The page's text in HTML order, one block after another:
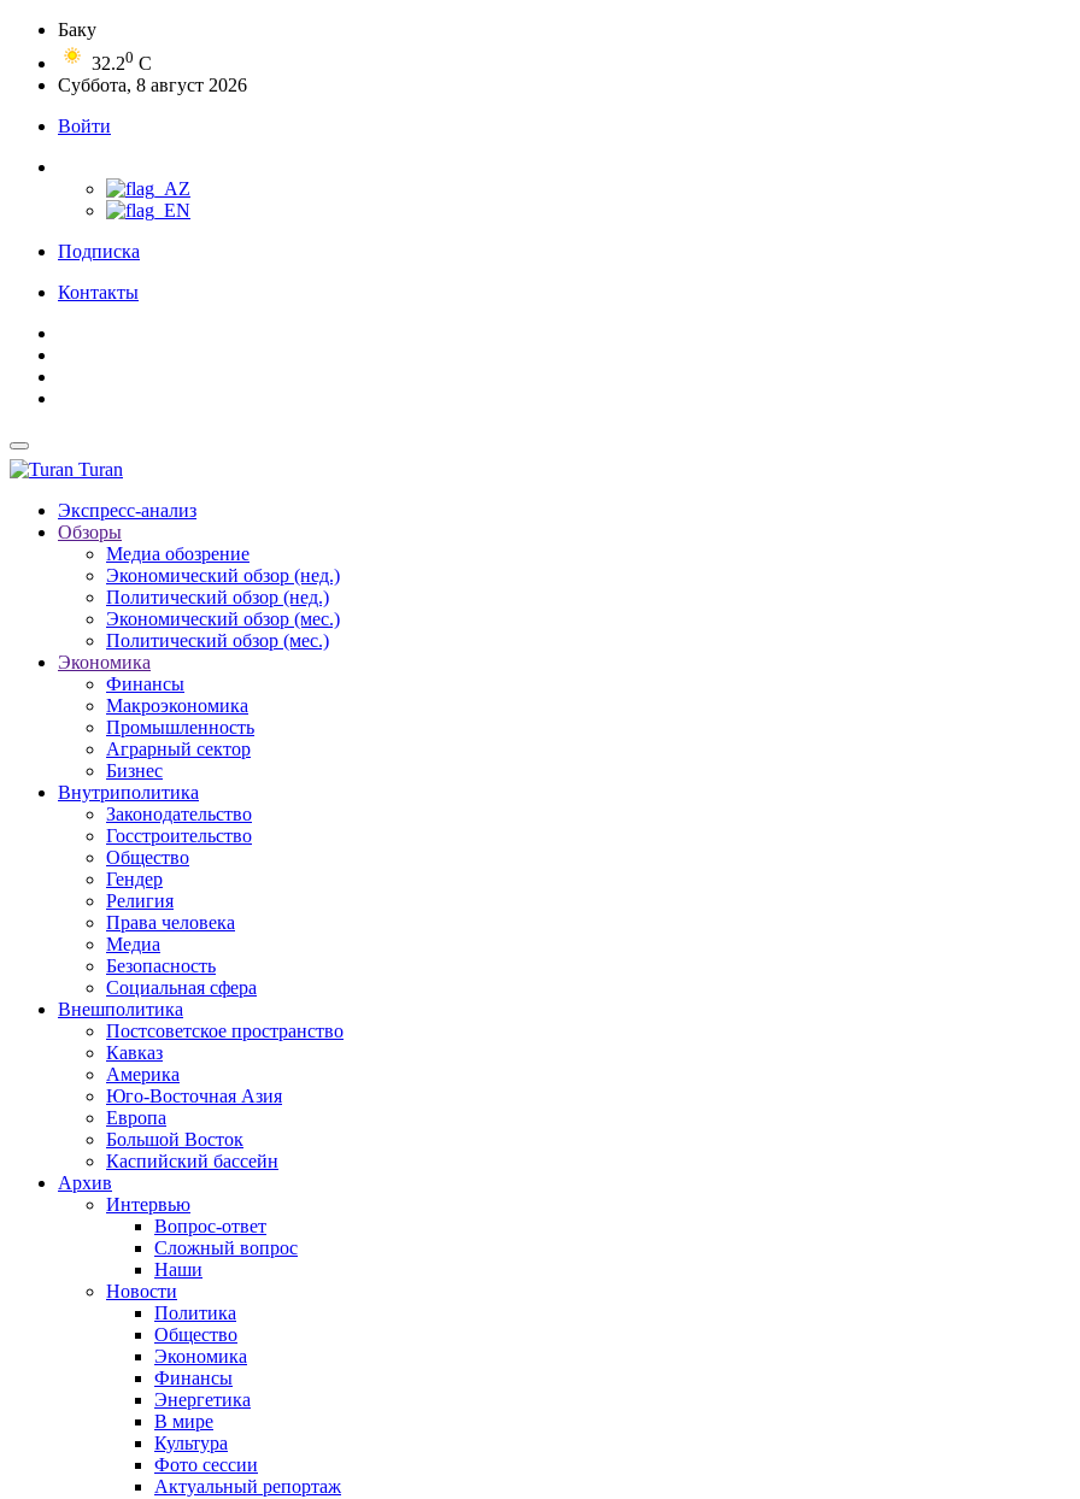
Баку
32.20 C
Суббота, 8 август 2026
Войти
Подписка
Контакты
Turan
Экспресс-анализ
Обзоры
Медиа обозрение
Экономический обзор (нед.)
Политический обзор (нед.)
Экономический обзор (мес.)
Политический обзор (мес.)
Экономика
Финансы
Макроэкономика
Промышленность
Аграрный сектор
Бизнес
Внутриполитика
Законодательство
Госстроительство
Общество
Гендер
Религия
Права человека
Медиа
Безопасность
Социальная сфера
Внешполитика
Постсоветское пространство
Кавказ
Америка
Юго-Восточная Азия
Европа
Большой Восток
Каспийский бассейн
Архив
Интервью
Вопрос-ответ
Сложный вопрос
Наши
Новости
Политика
Общество
Экономика
Финансы
Энергетика
В мире
Культура
Фото сессии
Актуальный репортаж